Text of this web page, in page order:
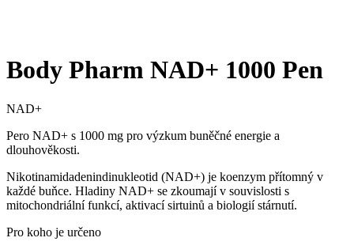
Body Pharm NAD+ 1000 Pen
NAD+
Pero NAD+ s 1000 mg pro výzkum buněčné energie a
dlouhověkosti.
Nikotinamidadenindinukleotid (NAD+) je koenzym přítomný v
každé buňce. Hladiny NAD+ se zkoumají v souvislosti s
mitochondriální funkcí, aktivací sirtuinů a biologií stárnutí.
Pro koho je určeno